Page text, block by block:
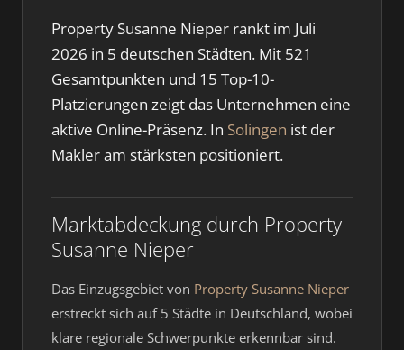
Property Susanne Nieper rankt im Juli
2026 in 5 deutschen Städten. Mit 521
Gesamtpunkten und 15 Top-10-
Platzierungen zeigt das Unternehmen eine
aktive Online-Präsenz. In Solingen ist der
Makler am stärksten positioniert.
Marktabdeckung durch Property
Susanne Nieper
Das Einzugsgebiet von Property Susanne Nieper
erstreckt sich auf 5 Städte in Deutschland, wobei
klare regionale Schwerpunkte erkennbar sind.